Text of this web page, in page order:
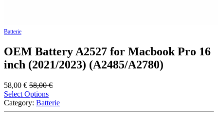
Batterie
OEM Battery A2527 for Macbook Pro 16
inch (2021/2023) (A2485/A2780)
58,00 € 58,00€
Select Options
Category: Batterie